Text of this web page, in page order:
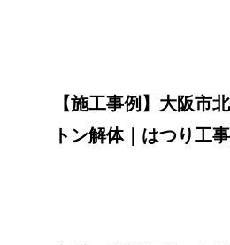
【施工事例】大阪市
トン解体｜はつり工